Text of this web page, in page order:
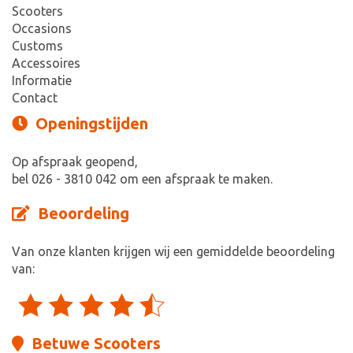
Scooters
Occasions
Customs
Accessoires
Informatie
Contact
Openingstijden
Op afspraak geopend,
bel 026 - 3810 042 om een afspraak te maken.
Beoordeling
Van onze klanten krijgen wij een gemiddelde beoordeling
van:
Betuwe Scooters